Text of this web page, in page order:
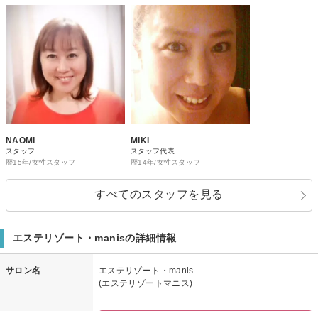
NAOMI
スタッフ
歴15年/女性スタッフ
MIKI
スタッフ代表
歴14年/女性スタッフ
すべてのスタッフを見る
エステリゾート・manisの詳細情報
サロン名
エステリゾート・manis
(エステリゾートマニス)